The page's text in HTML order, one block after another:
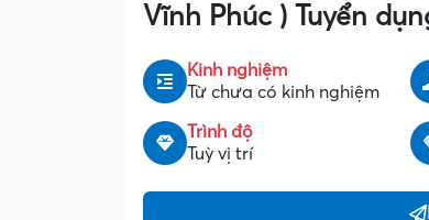
Vĩnh Phúc ) Tuyển
Kinh nghiệm
Từ chưa có kinh nghiệm
Trình độ
Tuỳ vị trí